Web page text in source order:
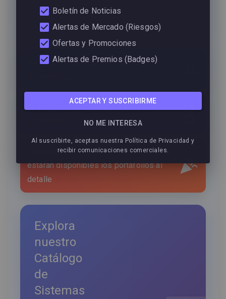
Boletín de Noticias
Alertas de Mercado (Riesgos)
Ofertas y Promociones
Alertas de Premios (Badges)
ACEPTAR Y SUSCRIBIRME
NO ME INTERESA
Al suscribirte, aceptas nuestra Política de Privacidad y
recibir comunicaciones comerciales.
Portafolio no
disponible
Hemos buscado por el catálogo de
El que has seleccionado aún no está
Lamentamos las molestias. Muy pronto
estarán disponibles los portafolios al
detalle
Explora
nuestro
Catálogo
de
Sistemas